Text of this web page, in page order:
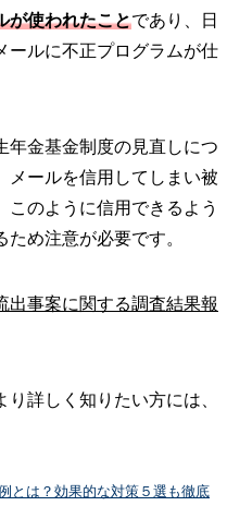
が使われたことであり、日
ールに不正プログラムが仕
年金基金制度の見直しにつ
メールを信用してしまい被
のように信用できるよう
め注意が必要です。
出事案に関する調査結果報
詳しく知りたい方には、
とは？効果的な対策５選も徹底